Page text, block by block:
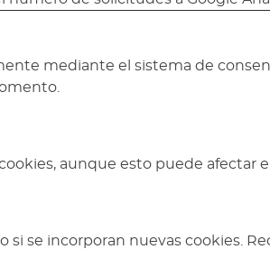
mediante el sistema de
aunque esto puede afectar
se incorporan nuevas cookies.